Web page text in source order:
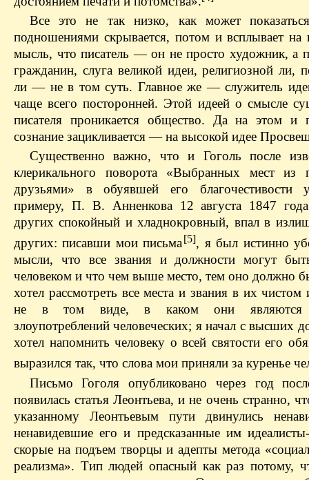
Все это не так низко, как может
подношениями скрывается, потом и всплывает на
мысль, что писатель — он не просто художник, а
гражданин, слуга великой идеи, религиозной ли,
ли — не в том суть. Главное же — служитель
чаще всего посторонней. Этой идеей о смысле
писателя проникается общество. Да на этом и
сознание зацикливается — на высокой идее
Существенно важно, что и Гоголь после
клерикального поворота «Выбранных мест из
друзьями» в обуявшей его благочестивости
примеру, П. В. Анненкова 12 августа 1847
других спокойный и хладнокровный, впал в
других: писавши мои письма[5], я был истинно
мысли, что все звания и должности могут
человеком и что чем выше место, тем оно должно
хотел рассмотреть все места и звания в их чистом
не в том виде, в каком они являются
злоупотреблений человеческих; я начал с высших
хотел напомнить человеку о всей святости его
выразился так, что слова мои приняли за куренье
Письмо Гоголя опубликовано через год
появилась статья Леонтьева, и не очень странно,
указанному Леонтьевым пути двинулись
ненавидевшие его и предсказанные им
скорые на подъем творцы и адепты метода
реализма». Тип людей опасный как раз потому,